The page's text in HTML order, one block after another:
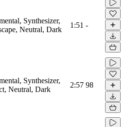
Synthesizer,
Neutral, Dark
1:51 -
Synthesizer,
Neutral, Dark
2:57 98